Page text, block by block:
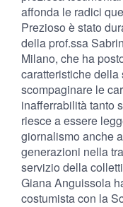
affonda le radici
Prezioso è stato
della prof.ssa
Milano, che ha
caratteristiche della
scompaginare le
inafferrabilità tanto
riesce a essere
giornalismo anche
generazioni nella
servizio della
Giana Anguissola
costumista con la